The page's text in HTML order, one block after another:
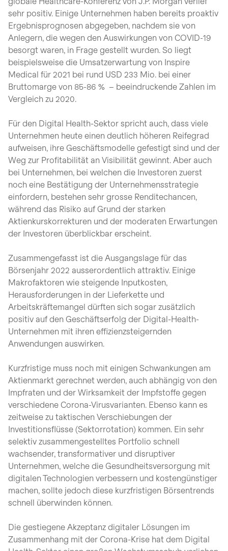
sehr positiv. Einige Unternehmen haben bereits proaktiv
Ergebnisprognosen abgegeben, nachdem sie von
Anlegern, die wegen den Auswirkungen von COVID-19
besorgt waren, in Frage gestellt wurden. So liegt
beispielsweise die Umsatzerwartung von Inspire
Medical für 2021 bei rund USD 233 Mio. bei einer
Bruttomarge von 85-86 % – beeindruckende Zahlen im
Vergleich zu 2020.
Für den Digital Health-Sektor spricht auch, dass viele
Unternehmen heute einen deutlich höheren Reifegrad
aufweisen, ihre Geschäftsmodelle gefestigt sind und der
Weg zur Profitabilität an Visibilität gewinnt. Aber auch
bei Unternehmen, bei welchen die Investoren zuerst
noch eine Bestätigung der Unternehmensstrategie
einfordern, bestehen sehr grosse Renditechancen,
während das Risiko auf Grund der starken
Aktienkurskorrekturen und der moderaten Erwartungen
der Investoren überblickbar erscheint.
Zusammengefasst ist die Ausgangslage für das
Börsenjahr 2022 ausserordentlich attraktiv. Einige
Makrofaktoren wie steigende Inputkosten,
Herausforderungen in der Lieferkette und
Arbeitskräftemangel dürften sich sogar zusätzlich
positiv auf den Geschäftserfolg der Digital-Health-
Unternehmen mit ihren effizienzsteigernden
Anwendungen auswirken.
Kurzfristige muss noch mit einigen Schwankungen am
Aktienmarkt gerechnet werden, auch abhängig von den
Impfraten und der Wirksamkeit der Impfstoffe gegen
verschiedene Corona-Virusvarianten. Ebenso kann es
zeitweise zu taktischen Verschiebungen der
Investitionsflüsse (Sektorrotation) kommen. Ein sehr
selektiv zusammengestelltes Portfolio schnell
wachsender, transformativer und disruptiver
Unternehmen, welche die Gesundheitsversorgung mit
digitalen Technologien verbessern und kostengünstiger
machen, sollte jedoch diese kurzfristigen Börsentrends
schnell überwinden können.
Die gestiegene Akzeptanz digitaler Lösungen im
Zusammenhang mit der Corona-Krise hat dem Digital